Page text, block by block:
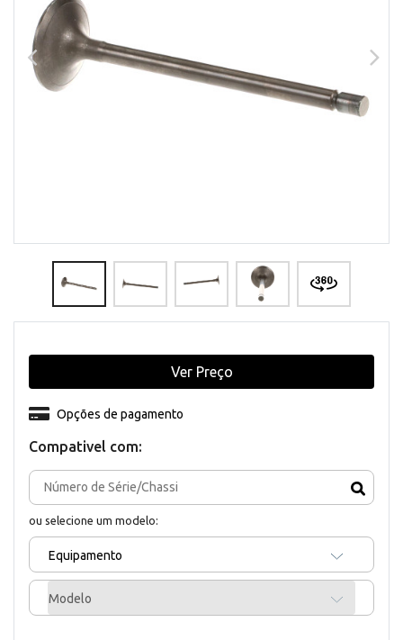
Compativel com:
ou selecione um modelo:
Equipamento
Modelo
Opções de pagamento
Ver Preço